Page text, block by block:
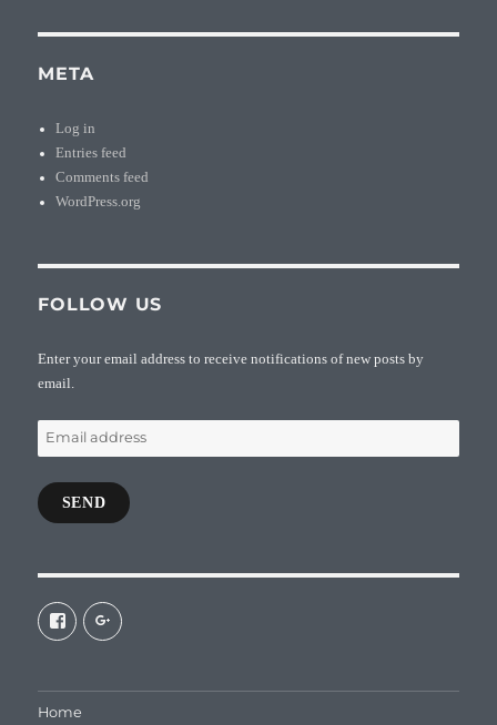
META
Log in
Entries feed
Comments feed
WordPress.org
FOLLOW US
Enter your email address to receive notifications of new posts by
email.
Email
address
SEND
View
galaxiepasteur’s
profile
View
112462204827863790232’s
Home